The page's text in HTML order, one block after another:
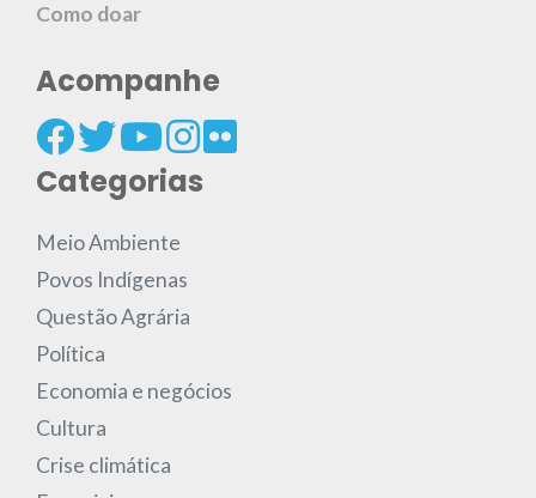
Como doar
Acompanhe
Categorias
Meio Ambiente
Povos Indígenas
Questão Agrária
Política
Economia e negócios
Cultura
Crise climática